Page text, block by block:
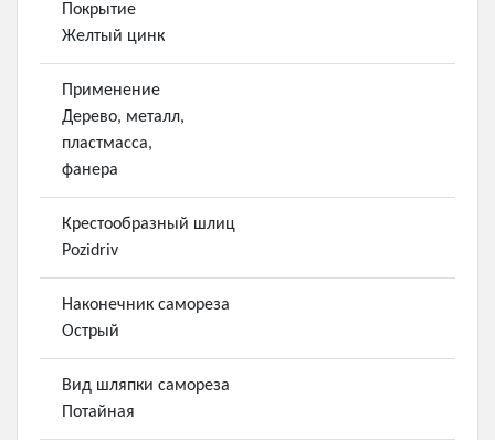
Покрытие
Желтый цинк
Применение
Дерево, металл,
пластмасса,
фанера
Крестообразный шлиц
Pozidriv
Наконечник самореза
Острый
Вид шляпки самореза
Потайная